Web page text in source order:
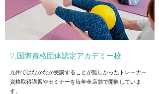
​2,国際資格団体認定アカデミー校
九州ではなかなか受講することが難しかったトレーナー
資格取得講習やセミナーを毎年全店舗で開催していま
す。